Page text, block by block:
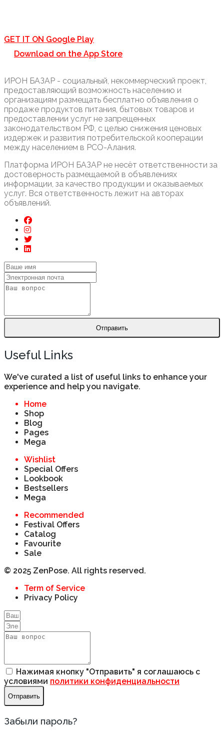
GET IT ON Google Play
Download on the App Store
ИРОН БАЗАР - социальный, некоммерческий проект,
предоставляющий возможность населению и
организациям размещать бесплатно объявления о
продаже продуктов питания, бытовых товаров и
предоставлении услуг не запрещенных
законодательством РФ, с целью снижения ценовых
издержек и развития потребительской кооперации
между населением в РСО-Алания.
Платформа ИРОН БАЗАР не несёт ответственности за
достоверность размещаемой в объявлениях
информации, за качество продукции и оказываемых
услуг. Вся ответственность лежит на авторах
объявлений.
Отправить
Useful Links
We've curated a list of useful links to enhance your
experience and help you navigate.
Home
Shop
Blog
Pages
Mega
Wishlist
Special Offers
Lookbook
Bestsellers
Mega
Recommended
Festival Offers
Catalog
Favourite
Sale
© 2025 ZenPose. All rights reserved.
Term of Service
Privacy Policy
Нажимая кнопку "Отправить" я соглашаюсь с
условиями политики конфиденциальности
Отправить
Забыли пароль?